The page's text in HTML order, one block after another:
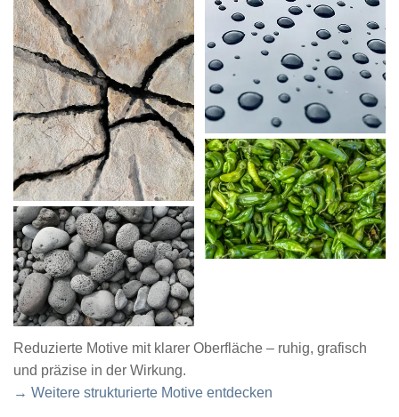
Reduzierte Motive mit klarer Oberfläche – ruhig, grafisch
und präzise in der Wirkung.
→ Weitere strukturierte Motive entdecken